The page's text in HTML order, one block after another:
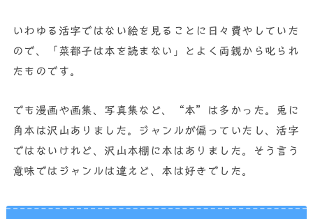
いわゆる活字ではない絵を見ることに日々費やしていた
ので、「菜都子は本を読まない」とよく両親から叱られ
たものです。
でも漫画や画集、写真集など、“本”は多かった。兎に
角本は沢山ありました。ジャンルが偏っていたし、活字
ではないけれど、沢山本棚に本はありました。そう言う
意味ではジャンルは違えど、本は好きでした。